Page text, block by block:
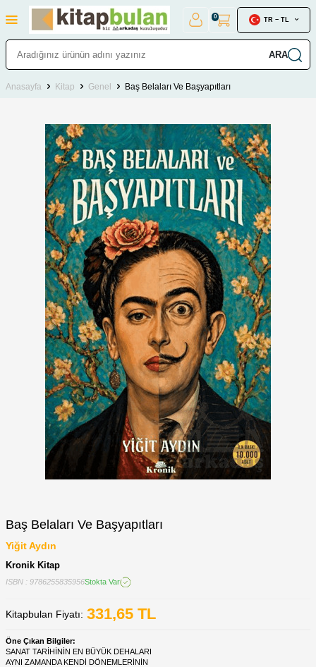
ARA
0 TR − TL
Anasayfa Kitap Genel Baş Belaları Ve Başyapıtları
Baş Belaları Ve Başyapıtları
Yiğit Aydın
Kronik Kitap
ISBN : 9786255835956Stokta Var
Kitapbulan Fiyatı: 331,65 TL
Öne Çıkan Bilgiler:
SANAT TARİHİNİN EN BÜYÜK DEHALARI
AYNI ZAMANDA KENDİ DÖNEMLERİNİN